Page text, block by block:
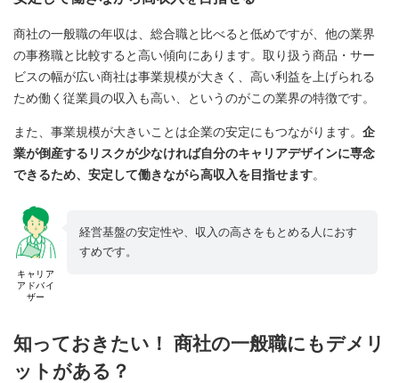
商社の一般職の年収は、総合職と比べると低めですが、他の業界
の事務職と比較すると高い傾向にあります。取り扱う商品・サー
ビスの幅が広い商社は事業規模が大きく、高い利益を上げられる
ため働く従業員の収入も高い、というのがこの業界の特徴です。
また、事業規模が大きいことは企業の安定にもつながります。 企
業が倒産するリスクが少なければ自分のキャリアデザインに専念
できるため、安定して働きながら高収入を目指せます。
キャリア
アドバイ
ザー
経営基盤の安定性や、収入の高さをもとめる人におす
すめです。
知っておきたい！ 商社の一般職にもデメリ
ットがある？